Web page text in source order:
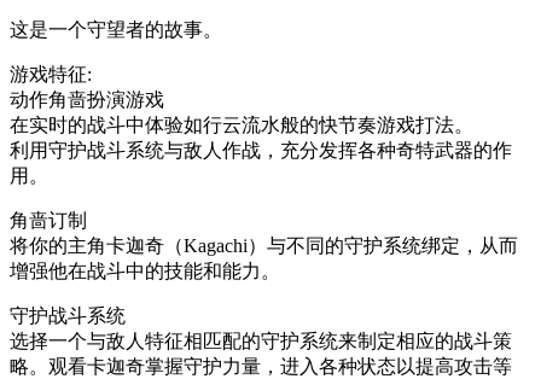
这是一个守望者的故事。
游戏特征:
动作角啬扮演游戏
在实时的战斗中体验如行云流水般的快节奏游戏打法。
利用守护战斗系统与敌人作战，充分发挥各种奇特武器的作
用。
角啬订制
将你的主角卡迦奇（Kagachi）与不同的守护系统绑定，从而
增强他在战斗中的技能和能力。
守护战斗系统
选择一个与敌人特征相匹配的守护系统来制定相应的战斗策
略。观看卡迦奇掌握守护力量，进入各种状态以提高攻击等